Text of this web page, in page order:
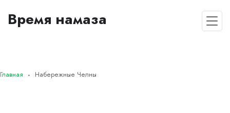
Время намаза
Главная Набережные Челны